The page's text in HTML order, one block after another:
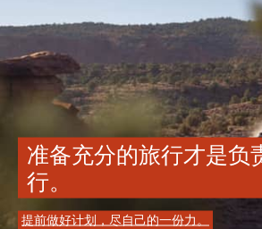
准备充分的旅行才是负
行。
提前做好计划，尽自己的一份力。